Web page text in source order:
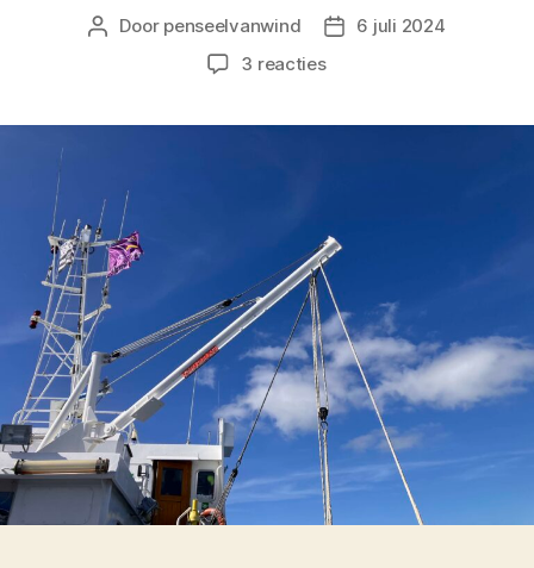
Berichtauteur
Door penseelvanwind Berichtdatum
6 juli 2024
3 reactiesop